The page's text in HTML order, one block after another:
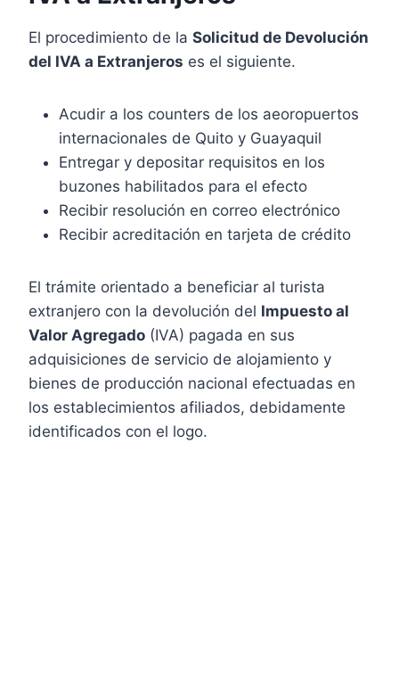
El procedimiento de la Solicitud de Devolución
del IVA a Extranjeros es el siguiente.
Acudir a los counters de los aeoropuertos
internacionales de Quito y Guayaquil
Entregar y depositar requisitos en los
buzones habilitados para el efecto
Recibir resolución en correo electrónico
Recibir acreditación en tarjeta de crédito
El trámite orientado a beneficiar al turista
extranjero con la devolución del Impuesto al
Valor Agregado (IVA) pagada en sus
adquisiciones de servicio de alojamiento y
bienes de producción nacional efectuadas en
los establecimientos afiliados, debidamente
identificados con el logo.